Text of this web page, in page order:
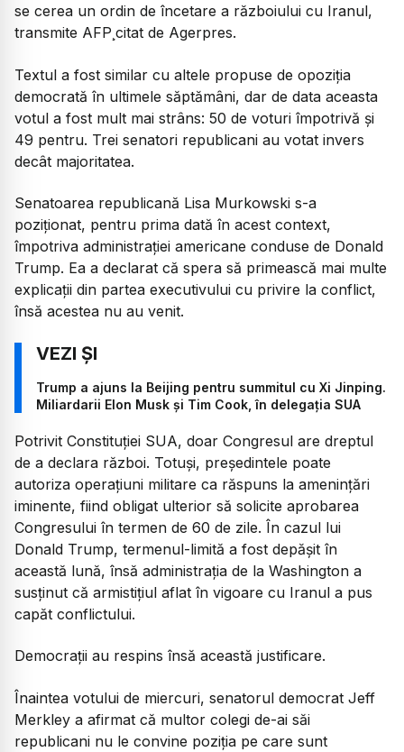
se cerea un ordin de încetare a războiului cu Iranul,
transmite AFP¸citat de Agerpres.
Textul a fost similar cu altele propuse de opoziția
democrată în ultimele săptămâni, dar de data aceasta
votul a fost mult mai strâns: 50 de voturi împotrivă și
49 pentru. Trei senatori republicani au votat invers
decât majoritatea.
Senatoarea republicană Lisa Murkowski s-a
poziționat, pentru prima dată în acest context,
împotriva administrației americane conduse de Donald
Trump. Ea a declarat că spera să primească mai multe
explicații din partea executivului cu privire la conflict,
însă acestea nu au venit.
Trump a ajuns la Beijing pentru summitul cu Xi Jinping.
Miliardarii Elon Musk și Tim Cook, în delegația SUA
Potrivit Constituției SUA, doar Congresul are dreptul
de a declara război. Totuși, președintele poate
autoriza operațiuni militare ca răspuns la amenințări
iminente, fiind obligat ulterior să solicite aprobarea
Congresului în termen de 60 de zile. În cazul lui
Donald Trump, termenul-limită a fost depășit în
această lună, însă administrația de la Washington a
susținut că armistițiul aflat în vigoare cu Iranul a pus
capăt conflictului.
Democrații au respins însă această justificare.
Înaintea votului de miercuri, senatorul democrat Jeff
Merkley a afirmat că multor colegi de-ai săi
republicani nu le convine poziția pe care sunt